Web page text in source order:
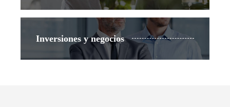
Inversiones y negocios